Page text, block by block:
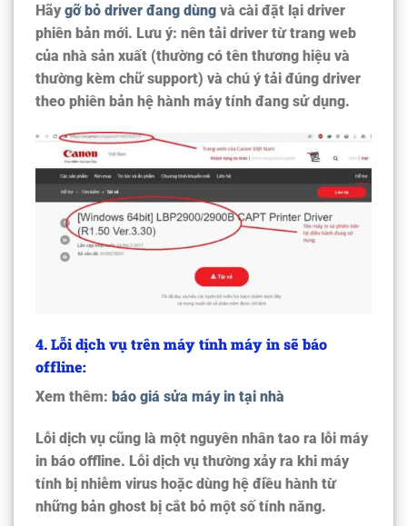
Hãygỡ bỏ driver đang dùng và cài đặt lại driver
phiên bản mới. Lưu ý: nên tải driver từ trang web
của nhà sản xuất (thường có tên thương hiệu và
thường kèm chữsupport) và chú ý tải đúng driver
theo phiên bản hệ hành máy tính đang sử dụng.
4. Lỗi dịch vụ trên máy tính máy in sẽ báo
offline:
Xem thêm: báo giá sửa máy in tại nhà
Lỗi dịch vụ cũng là một nguyên nhân tao ra lỗi máy
in báo offline. Lỗi dịch vụ thường xảy ra khi máy
tính bị nhiễm virus hoặc dùng hệ điều hành từ
những bản ghost bị cắt bỏ một số tính năng.